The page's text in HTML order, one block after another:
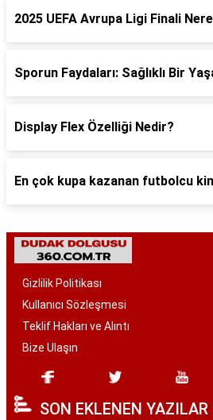
2025 UEFA Avrupa Ligi Finali
Sporun Faydaları: Sağlıklı Bir
Display Flex Özelliği Nedir?
En çok kupa kazanan futbolcu
Gizlilik Politikası
Kullanıcı Sözleşmesi
Teklif Hakları ve Alıntı
Bize Ulaşın
SON EKLENEN YAZILAR